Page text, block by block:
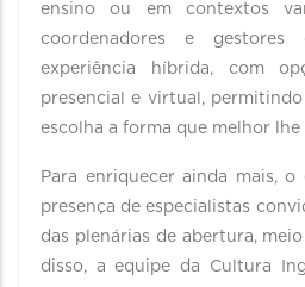
ensino ou em contextos
coordenadores e
experiência híbrida, com
presencial e virtual,
escolha a forma que melhor lhe
Para enriquecer ainda mais,
presença de especialistas
das plenárias de abertura,
disso, a equipe da Cultura